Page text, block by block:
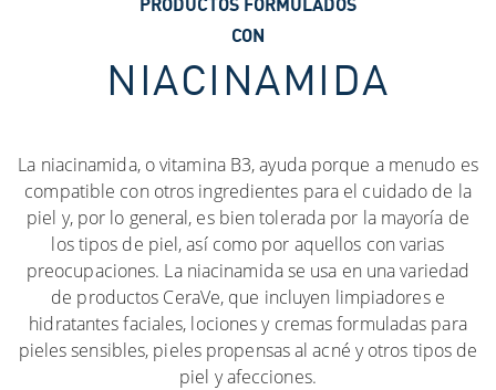
CON
NIACINAMIDA
La niacinamida, o vitamina B3, ayuda porque a menudo es
compatible con otros ingredientes para el cuidado de la
piel y, por lo general, es bien tolerada por la mayoría de
los tipos de piel, así como por aquellos con varias
preocupaciones. La niacinamida se usa en una variedad
de productos CeraVe, que incluyen limpiadores e
hidratantes faciales, lociones y cremas formuladas para
pieles sensibles, pieles propensas al acné y otros tipos de
piel y afecciones.